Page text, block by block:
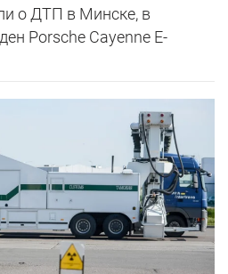
о ДТП в Минске, в
Porsche Cayenne E-